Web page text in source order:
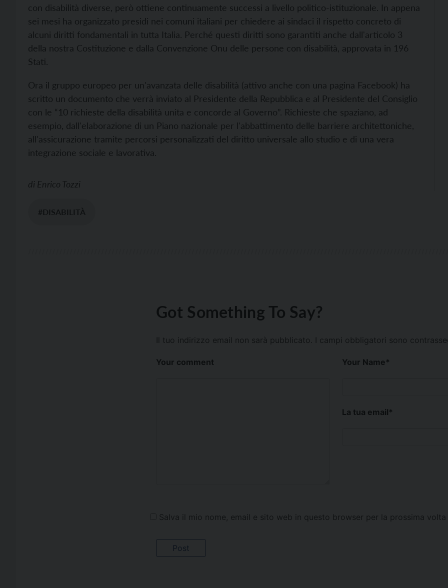
con disabilità diverse, però ottiene continuamente successi a livello politico-istituzionale. In appena
sei mesi ha organizzato presidi nei comuni italiani per chiedere ai sindaci il rispetto concreto di
alcuni diritti fondamentali in tutta Italia. Perché questi diritti sono garantiti anche dall'articolo 3
della nostra Costituzione e dalla Convenzione Onu delle persone con disabilità, approvata in 196
Stati.
Ora il gruppo europeo per un'avanzata delle disabilità (attivo anche con una pagina Facebook) ha
scritto un documento che verrà inviato al Presidente della Repubblica e al Presidente del Consiglio
con le “10 richieste della disabilità unita e concorde al Governo”. Richieste che spaziano, ad
esempio, dall'elaborazione di un Piano nazionale per l'abbattimento delle barriere architettoniche,
all'assicurazione tramite percorsi personalizzati del diritto universale allo studio e di una vera
integrazione sociale e lavorativa.
di Enrico Tozzi
#DISABILITÀ
Got Something To Say?
Il tuo indirizzo email non sarà pubblicato. I campi obbligatori sono
Your comment Your Name*
La tua email*
Salva il mio nome, email e sito web in questo browser per la prossima volta